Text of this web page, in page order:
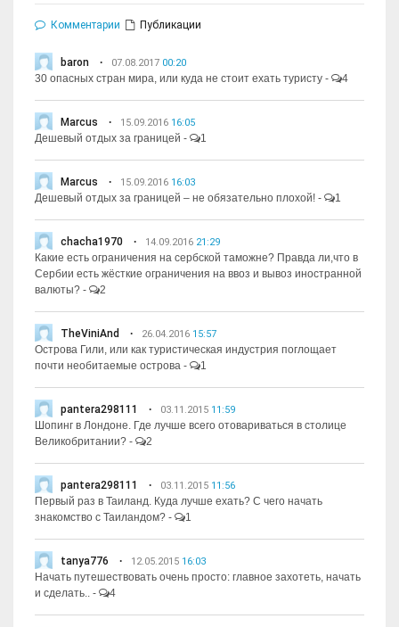
Комментарии Публикации
baron 07.08.2017 00:20
30 опасных стран мира, или куда не стоит ехать туристу - 4
Marcus 15.09.2016 16:05
Дешевый отдых за границей - 1
Marcus 15.09.2016 16:03
Дешевый отдых за границей – не обязательно плохой! - 1
chacha1970 14.09.2016 21:29
Какие есть ограничения на сербской таможне? Правда ли,что в
Сербии есть жёсткие ограничения на ввоз и вывоз иностранной
валюты? - 2
TheViniAnd 26.04.2016 15:57
Острова Гили, или как туристическая индустрия поглощает
почти необитаемые острова - 1
pantera298111 03.11.2015 11:59
Шопинг в Лондоне. Где лучше всего отовариваться в столице
Великобритании? - 2
pantera298111 03.11.2015 11:56
Первый раз в Таиланд. Куда лучше ехать? С чего начать
знакомство с Таиландом? - 1
tanya776 12.05.2015 16:03
Начать путешествовать очень просто: главное захотеть, начать
и сделать..
- 4